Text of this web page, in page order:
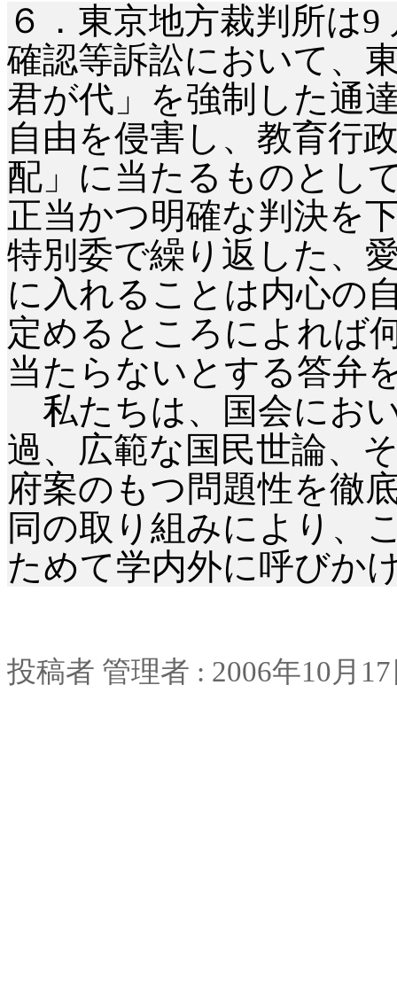
６．東京地方裁判所は9
確認等訴訟において、
君が代」を強制した通
自由を侵害し、教育行
配」に当たるものとし
正当かつ明確な判決を
特別委で繰り返した、
に入れることは内心の
定めるところによれば
当たらないとする答弁
私たちは、国会にお
過、広範な国民世論、
府案のもつ問題性を徹
同の取り組みにより、
ためて学内外に呼びか
投稿者 管理者 : 2006年10月 17